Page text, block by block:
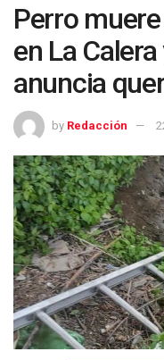
Perro
en La
anuncia
by Redacción